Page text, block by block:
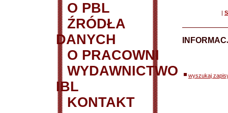
O PBL
ŹRÓDŁA
DANYCH
O PRACOWNI
WYDAWNICTWO
IBL
KONTAKT
|
wyszukaj